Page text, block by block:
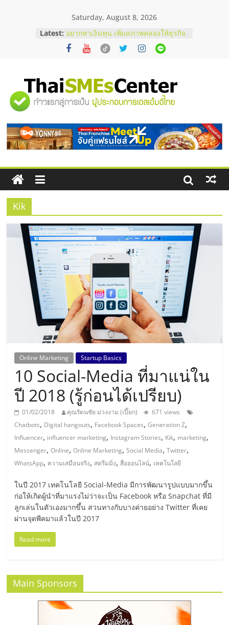
Saturday, August 8, 2026
Latest: บริษัท Cybersecurity ในไทยที่ไหนดี?
วิธีเลือกผู้ให้บริการให้คุ้มค่าและตอบ
โจทย์ธุรกิจ
สัมมนาออนไลน์ โอกาสบริหารสถานี
บริการน้ำมัน Shell
สัมมนาลงทุน แฟรนไชส์ยอนนี่
ไชส์ ครั้งที่ 8
ร้านเครื่องเสียงคุณภาพสูง พร้อม
โซลูชันระบบภาพและเสียง
"ศูนย์
รวม
ข้อมูล
ธุรกิจ
SME
แห่ง
ประเทศไทย,
ThaiSMEsCenter,
รวม
ธุรกิจ
เอ
ส
เอ็
มอี
ไทย,
SMEs,
แฟ
รน
ไชส์,
Kik
Online Marketing Startup Basics
10 Social-Media ที่มาแน่ใน
ปี 2018 (รู้ก่อนได้เปรียบ)
01/02/2018 คุณรัตนชัย ม่วงงาม (เปี๊ยก)
671 views
Chatbots, Digital hangouts, Facebook Spaces,Generation Z,
Influencer, influencer marketing, Instagram Stories, Kik, marketing,
Messenger,Online,Online Marketing,Social Media,Twitter,
WhatsApp, ความเสมือนจริง, สตรีมมิ่ง, สื่อออนไลน์, เทคโนโลยี
ในปี 2017 เทคโนโลยี Social-Media มีการพัฒนารูปแบบมากขึ้น
ก่อให้เกิดผู้นำที่มาแรงไม่ว่าจะเป็น Facebook หรือ Snapchat ที่มี
ลูกเล่นในตัวเองมากขึ้น สวนทางกับบางค่ายอย่าง Twitter ที่เคย
ผ่านจุดพีคมาแล้วในปี 2017
Read more
Main Sponsors